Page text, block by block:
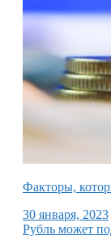
Факторы,
30 января, 2023
Рубль может